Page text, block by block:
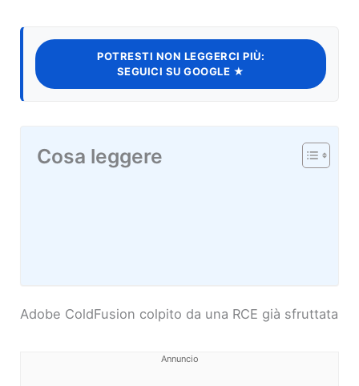
POTRESTI NON LEGGERCI PIÙ:
SEGUICI SU GOOGLE ★
Cosa leggere
Adobe ColdFusion colpito da una RCE già sfruttata
Annuncio